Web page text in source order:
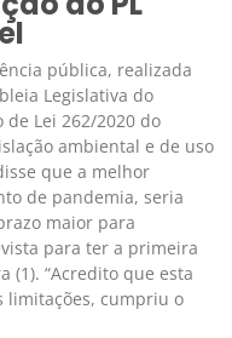
pública, realizada
Legislativa do
de Lei 262/2020 do
ambiental e de uso
que a melhor
de pandemia, seria
maior para
para ter a primeira
(1). “Acredito que esta
limitações, cumpriu o